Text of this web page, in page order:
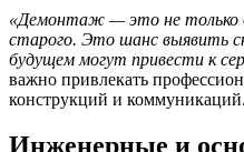
«Демонтаж — это не только
старого. Это шанс выявить
будущем могут привести к
важно привлекать
конструкций и коммуникаций.
Инженерные и